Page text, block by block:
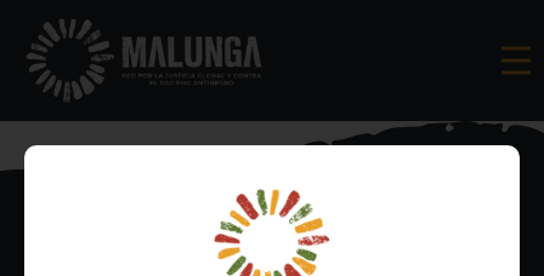
Inscríbete al boletín informativo